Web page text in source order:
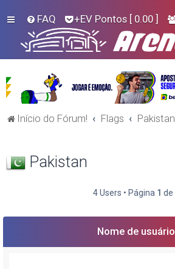
FAQ +EV Pontos [ 0.00 ]
Início do Fórum! Flags Pakistan
Pakistan
4 Users • Página 1 de
Nome de usuário